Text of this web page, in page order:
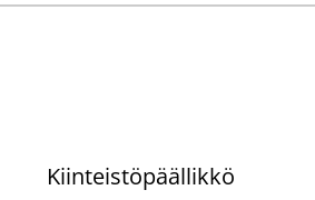
Kiinteistöpäällikkö